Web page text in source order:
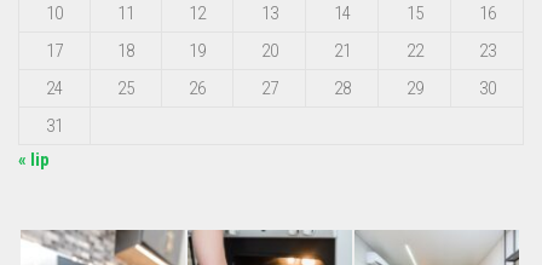
10
11 12 13 14 15
16
17
18 19 20 21 22
23
24
25 26 27 28 29
30
31
« lip